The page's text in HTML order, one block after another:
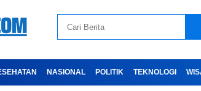
NASIONAL POLITIK TEKNOLOGI